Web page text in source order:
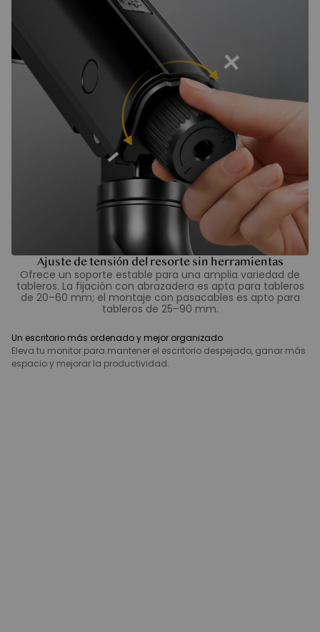
Ajuste de tensión del resorte sin herramientas
Ofrece un soporte estable para una amplia variedad de
tableros. La fijación con abrazadera es apta para tableros
de 20–60 mm; el montaje con pasacables es apto para
tableros de 25–90 mm.
Un escritorio más ordenado y mejor organizado
Eleva tu monitor para mantener el escritorio despejado, ganar más
espacio y mejorar la productividad.